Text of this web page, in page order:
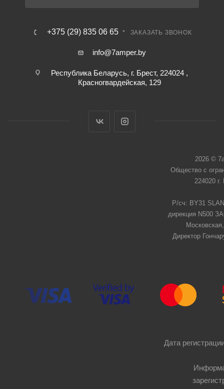
+375 (29) 835 06 65 ЗАКАЗАТЬ ЗВОНОК
info@7amper.by
Республика Беларусь, г. Брест, 224024 ,
Красногвардейская, 129
2026 ©
Общество с
224020
Р/сч: BY31
дирекция N500
Директор
Дата